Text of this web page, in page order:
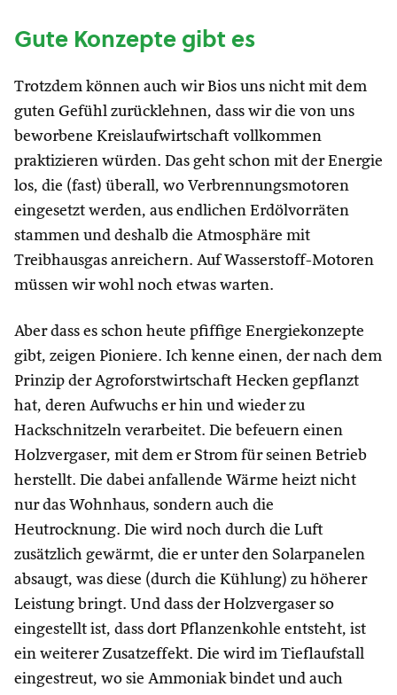
Gute Konzepte gibt es
Trotzdem können auch wir Bios uns nicht mit dem
guten Gefühl zurücklehnen, dass wir die von uns
beworbene Kreislaufwirtschaft vollkommen
praktizieren würden. Das geht schon mit der Energie
los, die (fast) überall, wo Verbrennungsmotoren
eingesetzt werden, aus endlichen Erdölvorräten
stammen und deshalb die Atmosphäre mit
Treibhausgas anreichern. Auf Wasserstoff-Motoren
müssen wir wohl noch etwas warten.
Aber dass es schon heute pfiffige Energiekonzepte
gibt, zeigen Pioniere. Ich kenne einen, der nach dem
Prinzip der Agroforstwirtschaft Hecken gepflanzt
hat, deren Aufwuchs er hin und wieder zu
Hackschnitzeln verarbeitet. Die befeuern einen
Holzvergaser, mit dem er Strom für seinen Betrieb
herstellt. Die dabei anfallende Wärme heizt nicht
nur das Wohnhaus, sondern auch die
Heutrocknung. Die wird noch durch die Luft
zusätzlich gewärmt, die er unter den Solarpanelen
absaugt, was diese (durch die Kühlung) zu höherer
Leistung bringt. Und dass der Holzvergaser so
eingestellt ist, dass dort Pflanzenkohle entsteht, ist
ein weiterer Zusatzeffekt. Die wird im Tieflaufstall
eingestreut, wo sie Ammoniak bindet und auch